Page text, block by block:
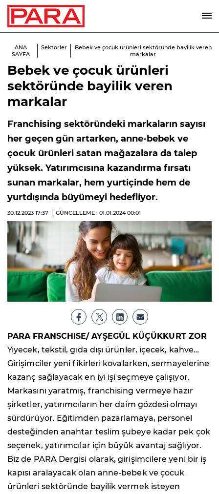
ANA
SAYFA
Sektörler
Bebek ve çocuk ürünleri sektöründe bayilik veren
markalar
Bebek ve çocuk ürünleri
sektöründe bayilik veren
markalar
Franchising sektöründeki markaların sayısı
her geçen gün artarken, anne-bebek ve
çocuk ürünleri satan mağazalara da talep
yüksek. Yatırımcısına kazandırma fırsatı
sunan markalar, hem yurtiçinde hem de
yurtdışında büyümeyi hedefliyor.
30.12.2023 17:37 GÜNCELLEME : 01.01.202400:01
PARA FRANSCHISE/ AYŞEGÜL KÜÇÜKKURT ZOR
Yiyecek, tekstil, gıda dışı ürünler, içecek, kahve…
Girişimciler yeni fikirleri kovalarken, sermayelerine
kazanç sağlayacak en iyi işi seçmeye çalışıyor.
Markasını yaratmış, franchising vermeye hazır
şirketler, yatırımcıların her daim gözdesi olmayı
sürdürüyor. Eğitimden pazarlamaya, personel
desteğinden anahtar teslim şubeye kadar pek çok
seçenek, yatırımcılar için büyük avantaj sağlıyor.
Biz de PARA Dergisi olarak, girişimcilere yeni bir iş
kapısı aralayacak olan anne-bebek ve çocuk
ürünleri sektöründe bayilik vermek isteyen